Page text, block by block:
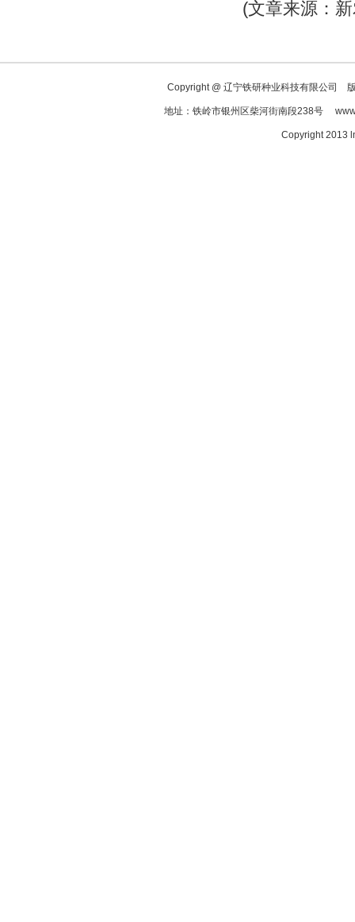
(文章来源：新
Copyright @ 辽宁铁研种业科技有限公司
地址：铁岭市银州区柴河街南段238号
Copyright 2013